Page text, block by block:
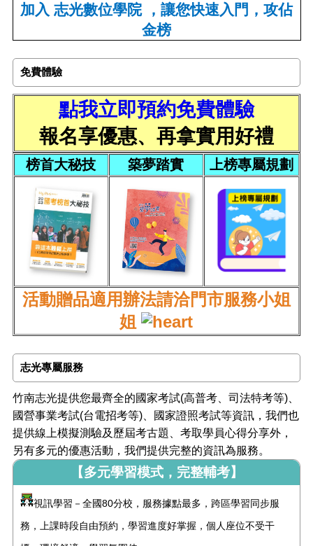
加入 志光數位學院 ，讓您快速入門，攻佔
金榜
免費體驗
點我立即預約免費體驗
報名享優惠、再拿實用好禮
榜首大秘技 築夢踏實 上榜專屬規劃
活動贈品適用辦法請洽門市服務小姐
姐
志光專屬服務
竹南志光提供您最齊全的國家考試(高普考、司法特考等)、
國營事業考試(台電招考等)、國家證照考試等資訊，我們也
提供線上模擬測驗及歷屆考古題、考取學員心得分享外，
另有多元的優惠活動，我們提供完整的資訊為服務。
【多元學習模式，完整輔考】
視訊學習－全國80分校，服務據點最多，跨區學習同步服
務，上課時段自由預約，學習進度好掌握，個人座位不受干